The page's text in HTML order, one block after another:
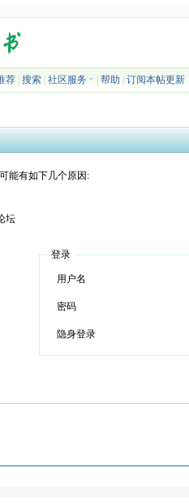
荐 |搜索 |社区服务 |帮助 |订阅本帖更新
能有如下几个原因:
坛
登录
用户名
密码
隐身登录